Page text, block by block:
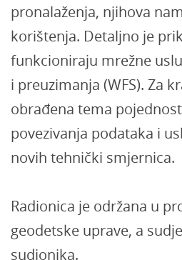
pronalaženja, njihova
korištenja. Detaljno je
funkcioniraju mrežne
i preuzimanja (WFS). Za
obrađena tema
povezivanja podataka i
novih tehnički smjernica.
Radionica je održana u
geodetske uprave, a
sudionika.